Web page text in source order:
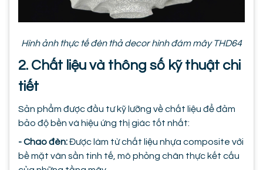
Hình ảnh thực tế đèn thả decor hình đám mây THD64
2. Chất liệu và thông số kỹ thuật chi
tiết
Sản phẩm được đầu tư kỹ lưỡng về chất liệu để đảm
bảo độ bền và hiệu ứng thị giác tốt nhất:
- Chao đèn:Được làm từ chất liệu nhựa composite với
bề mặt vân sần tinh tế, mô phỏng chân thực kết cấu